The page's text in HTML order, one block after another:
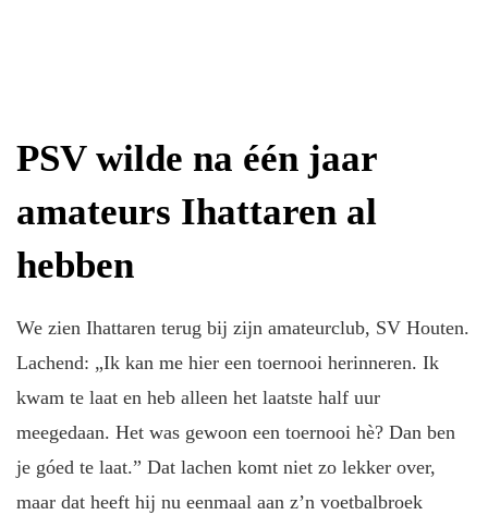
PSV wilde na één jaar
amateurs Ihattaren al
hebben
We zien Ihattaren terug bij zijn amateurclub, SV Houten.
Lachend: „Ik kan me hier een toernooi herinneren. Ik
kwam te laat en heb alleen het laatste half uur
meegedaan. Het was gewoon een toernooi hè? Dan ben
je góed te laat.” Dat lachen komt niet zo lekker over,
maar dat heeft hij nu eenmaal aan z’n voetbalbroek